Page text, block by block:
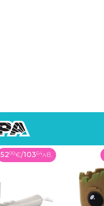
5299€/10364лв.